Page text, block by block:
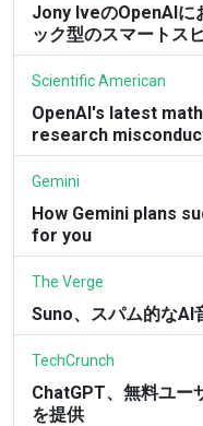
Jony IveのOpenAIに
ック型のスマートス
Scientific American
OpenAI's latest
research
Gemini
How Gemini plans
for you
The Verge
Suno、スパム的なAI
TechCrunch
ChatGPT、無料ユー
を提供